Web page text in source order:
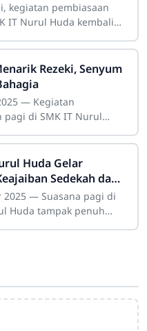
kegiatan pembiasaan
IT Nurul Huda kembali
telah menjadi rutinitas
Rezeki, Senyum
— Kegiatan
pagi di SMK IT Nurul
dan kekhusyukan.
seluruh
Huda Gelar
Sedekah dan
Gratis”
2025 — Suasana pagi di
Huda tampak penuh